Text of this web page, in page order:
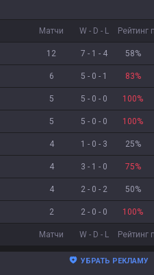
Матчи W- D - L Рейтинг
12 7 - 1 - 4 58%
6 5 - 0 - 1 83%
5 5 - 0 - 0 100%
5 5 - 0 - 0 100%
4 1 - 0 - 3 25%
4 3 - 1 - 0 75%
4 2 - 0 - 2 50%
2 2 - 0 - 0 100%
Матчи W- D - L Рейтинг
УБРАТЬ РЕКЛАМУ